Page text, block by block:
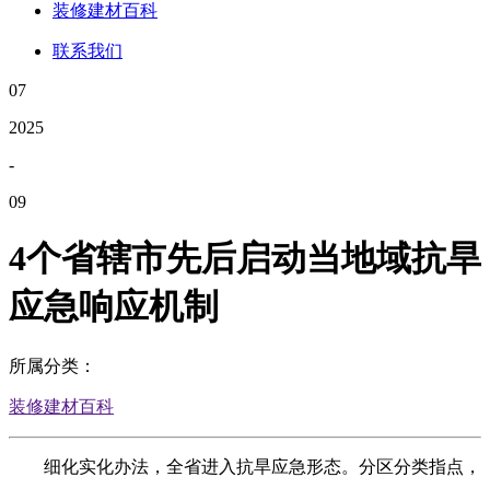
装修建材百科
联系我们
07
2025
-
09
4个省辖市先后启动当地域抗旱
应急响应机制
所属分类：
装修建材百科
细化实化办法，全省进入抗旱应急形态。分区分类指点，